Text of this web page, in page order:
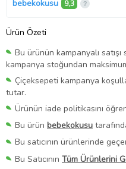
bebekokusu 9,3
Ürün Özeti
Bu ürünün kampanyalı satışı
kampanya stoğundan
Çiçeksepeti kampanya
tutar.
Ürünün iade politikasını
Bu ürün bebekokusu
Bu satıcının ürünlerinde
Bu Satıcının Tüm Ürünlerini